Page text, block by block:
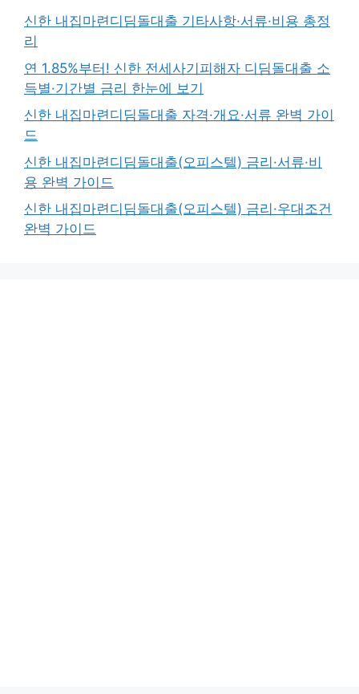
신한 내집마련디딤돌대출 기타사항·서류·비용 총정
리
연 1.85%부터! 신한 전세사기피해자 디딤돌대출 소
득별·기간별 금리 한눈에 보기
신한 내집마련디딤돌대출 자격·개요·서류 완벽 가이
드
신한 내집마련디딤돌대출(오피스텔) 금리·서류·비
용 완벽 가이드
신한 내집마련디딤돌대출(오피스텔) 금리·우대조건
완벽 가이드